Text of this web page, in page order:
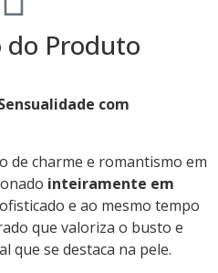
do Produto
com
de charme e romantismo em
inteiramente em
e ao mesmo tempo
que valoriza o busto e
que se destaca na pele.